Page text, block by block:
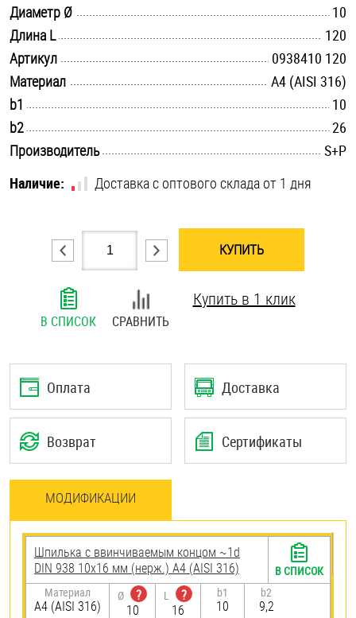
Стопорные кольца
Такелаж
Хомуты
Шайбы
Шпильки
Штифты и пальцы
Диаметр Ø
10
Длина L
120
Артикул
0938410 120
Материал
A4 (AISI 316)
b1
10
b2
26
Производитель
S+P
Наличие:
Доставка с оптового склада от 1 дня
КУПИТЬ
В СПИСОК СРАВНИТЬ
Купить в 1 клик
Оплата Доставка
Возврат Сертификаты
МОДИФИКАЦИИ
Шпилька c ввинчиваемым концом ~1d
DIN 938 10х16 мм (нерж.) A4 (AISI 316)
Материал
A4 (AISI 316)
Ø
?
10
L
?
16
b1
10
b2
9,2
В СПИСОК